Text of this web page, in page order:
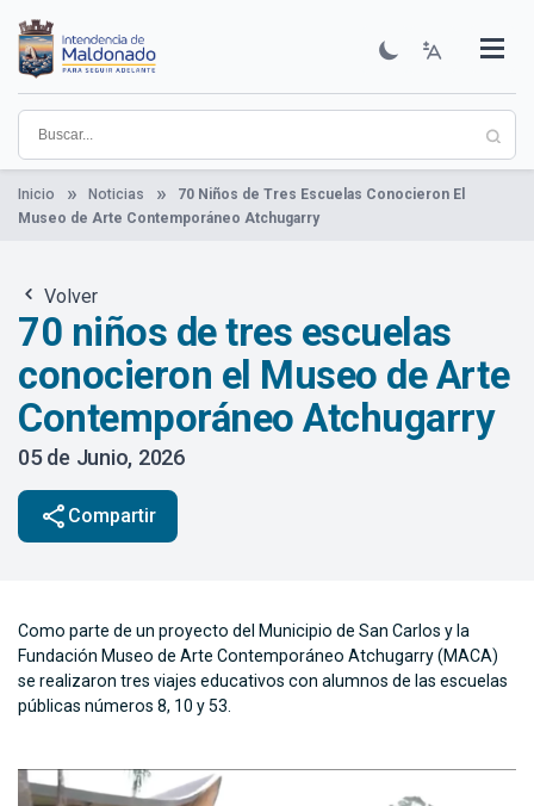
contenido
principal
Institucional
Municipios
Descubre Maldonado
Comunicación
Servicios
Guía De Trámites
Ver Noticias
Inicio Noticias
70 Niños de Tres Escuelas Conocieron El
Museo de Arte Contemporáneo Atchugarry
Volver
70 niños de tres escuelas
conocieron el Museo de Arte
Contemporáneo Atchugarry
05 de Junio, 2026
share Compartir
Como parte de un proyecto del Municipio de San Carlos y la
Fundación Museo de Arte Contemporáneo Atchugarry (MACA)
se realizaron tres viajes educativos con alumnos de las escuelas
públicas números 8, 10 y 53.